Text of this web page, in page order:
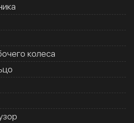
колеса